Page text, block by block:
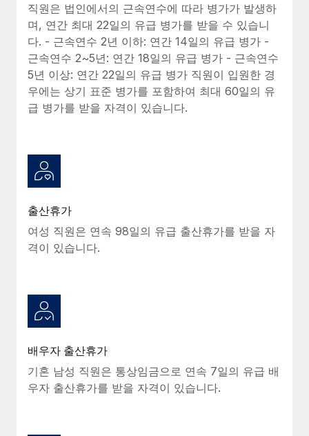
직원은 법인에서의 근속연수에 따라 병가가 발생하
며, 연간 최대 22일의 유급 병가를 받을 수 있습니
다. - 근속연수 2년 이하: 연간 14일의 유급 병가 -
근속연수 2~5년: 연간 18일의 유급 병가 - 근속연수
5년 이상: 연간 22일의 유급 병가 직원이 입원한 경
우에는 상기 표준 병가를 포함하여 최대 60일의 유
급 병가를 받을 자격이 있습니다.
출산휴가
여성 직원은 연속 98일의 유급 출산휴가를 받을 자
격이 있습니다.
배우자 출산휴가
기혼 남성 직원은 통상임금으로 연속 7일의 유급 배
우자 출산휴가를 받을 자격이 있습니다.